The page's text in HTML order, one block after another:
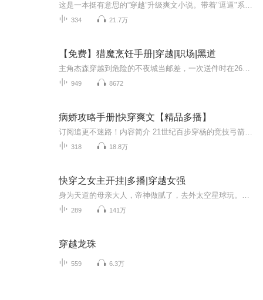
334 21.7万
【免费】猎魔烹饪手册|穿越|职场|黑道
949 8672
病娇攻略手册|快穿爽文【精品多播】
318 18.8万
快穿之女主开挂|多播|穿越女强
289 141万
穿越龙珠
559 6.3万